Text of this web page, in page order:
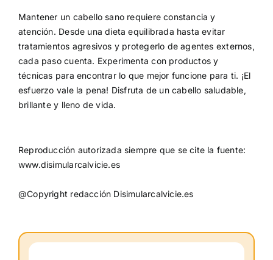
Mantener un cabello sano requiere constancia y
atención. Desde una dieta equilibrada hasta evitar
tratamientos agresivos y protegerlo de agentes externos,
cada paso cuenta. Experimenta con productos y
técnicas para encontrar lo que mejor funcione para ti. ¡El
esfuerzo vale la pena! Disfruta de un cabello saludable,
brillante y lleno de vida.
Reproducción autorizada siempre que se cite la fuente:
www.disimularcalvicie.es
@Copyright redacción Disimularcalvicie.es